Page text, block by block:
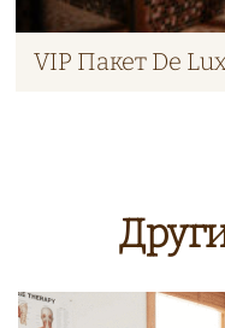
VIP Пакет De